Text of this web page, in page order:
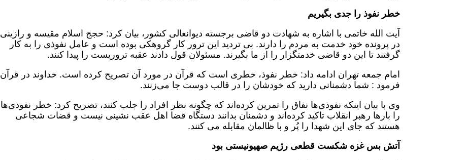
خطر نفوذ را جدی بگیریم
آیت الله خاتمی با اشاره به شهادت دو قاضی برجسته دیوانعالی کشور، بیان کرد: حجج اسلام مقیسه و رازینی
در پرونده خود خدمت به مردم را دارند. بی تردید این ترور کار گروهکی بوده است و عامل نفوذی را به کار
گرفتند تا این دو قاضی خدمتگزار را از ما بگیرند. مسئولان قول دادند عقبه تروریست را پیدا کنند.
امام جمعه تهران ادامه داد: خطر نفوذ، خطری است که قرآن در مورد آن تصریح کرده است. خداوند در قرآن
فرمود : شما دشمنانی دارید که خودشان را در قالب دوست جا می‌زنند.
وی با بیان اینکه نفوذی‌ها نفاق را تمرین کرده‌اند که چگونه نظر افراد را جلب کنند، تصریح کرد: خطر نفوذی‌ها
را بارها رهبر انقلاب تاکید کرده‌اند و دشمنان بدانند دستگاه قضا اهل عقب نشینی نیست و قضات شجاعی
هستند که جای این شهدا را پُر و با ظالمان مقابله می کنند.
آتش بس غزه شکست قطعی رژیم صهیونیستی بود